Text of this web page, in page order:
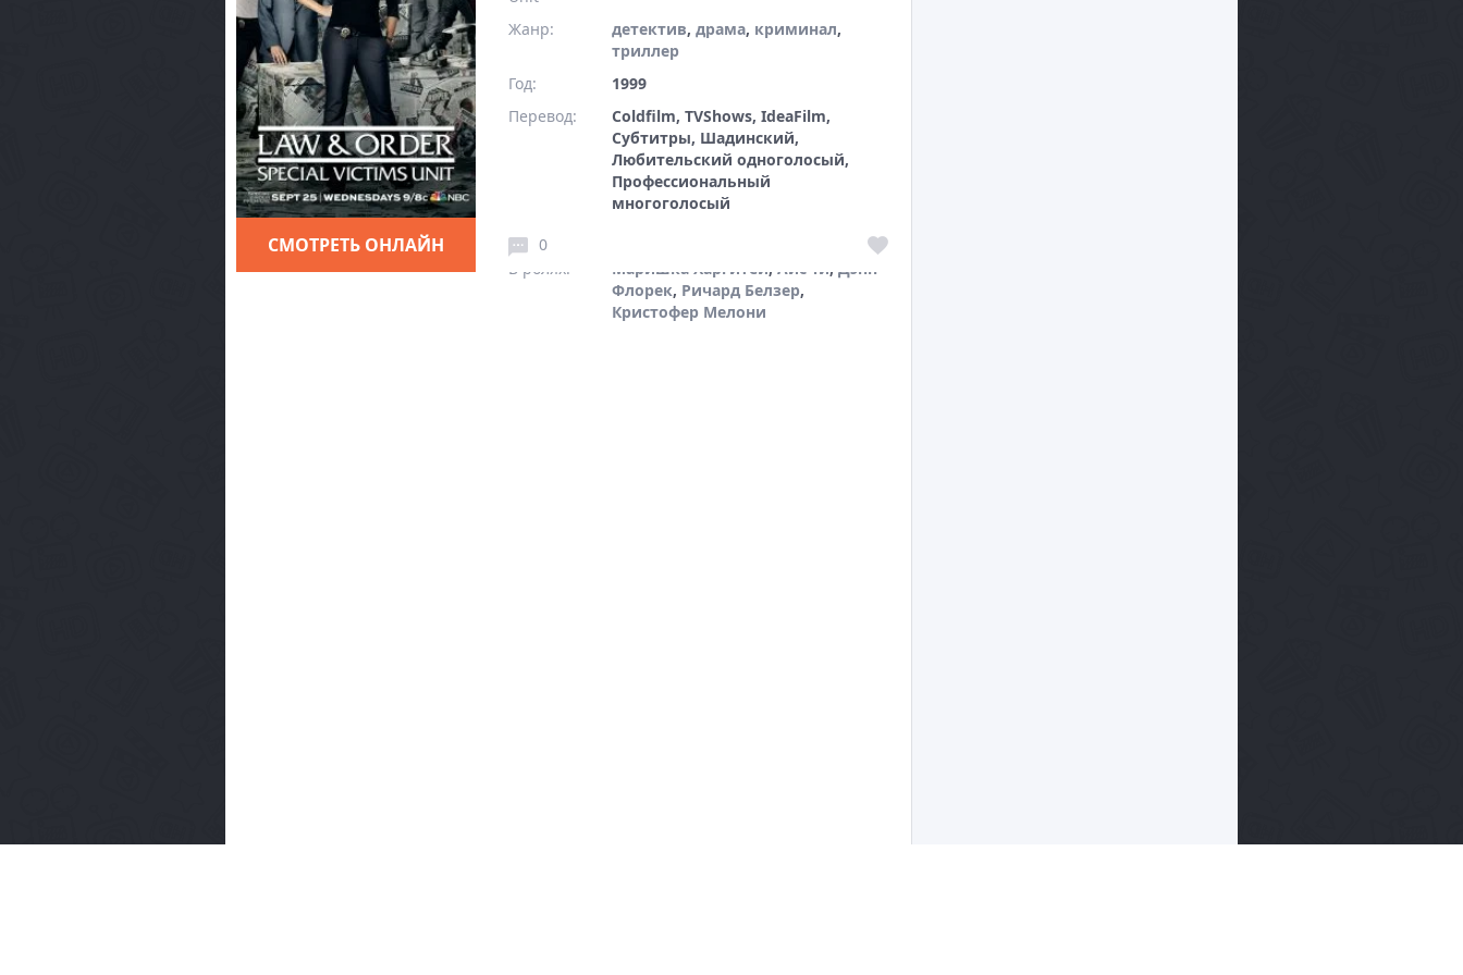
СМОТРЕТЬ ОНЛАЙН
Жанр: детектив, драма, криминал,
триллер
Год:
1999
Перевод:
Coldfilm, TVShows, IdeaFilm,
Субтитры, Шадинский,
Любительский одноголосый,
Профессиональный
многоголосый
Режиссер:
В ролях:
Маришка Харгитей, Айс-Ти, Дэнн
Флорек, Ричард Белзер,
Кристофер Мелони
0